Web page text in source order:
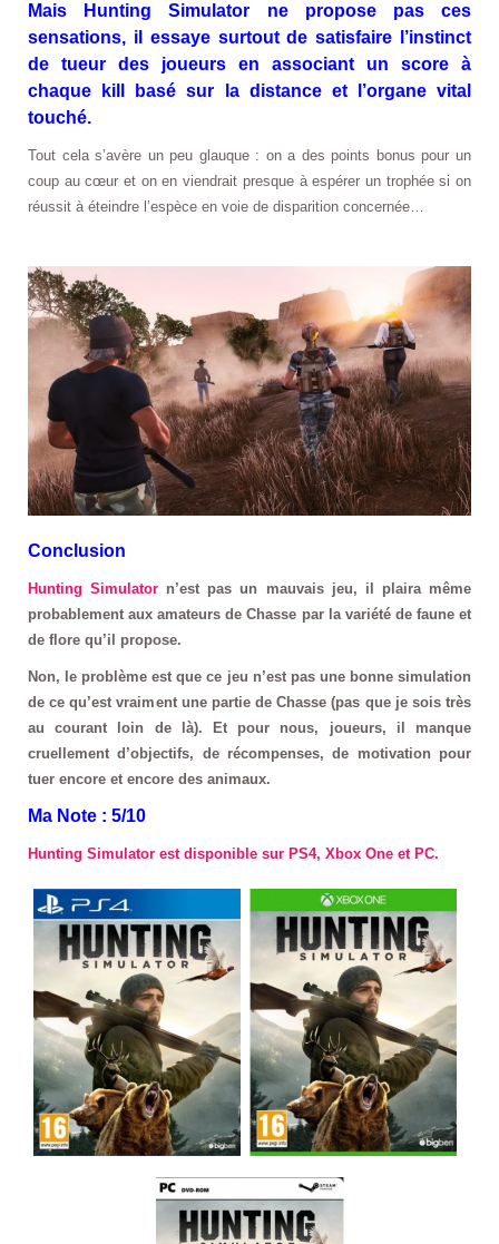
Mais Hunting Simulator ne propose pas ces
sensations, il essaye surtout de satisfaire l’instinct
de tueur des joueurs en associant un score à
chaque kill basé sur la distance et l’organe vital
touché.
Tout cela s’avère un peu glauque : on a des points bonus pour un
coup au cœur et on en viendrait presque à espérer un trophée si on
réussit à éteindre l’espèce en voie de disparition concernée…
Conclusion
Hunting Simulator n’est pas un mauvais jeu, il plaira même
probablement aux amateurs de Chasse par la variété de faune et
de flore qu’il propose.
Non, le problème est que ce jeu n’est pas une bonne simulation
de ce qu’est vraiment une partie de Chasse (pas que je sois très
au courant loin de là). Et pour nous, joueurs, il manque
cruellement d’objectifs, de récompenses, de motivation pour
tuer encore et encore des animaux.
Ma Note : 5/10
Hunting Simulator est disponible sur PS4, Xbox One et PC.